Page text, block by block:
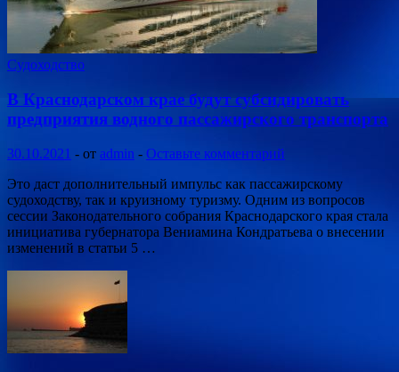
Судоходство
В Краснодарском крае будут субсидировать
предприятия водного пассажирского транспорта
30.10.2021 - от admin - Оставьте комментарий
Это даст дополнительный импульс как пассажирскому
судоходству, так и круизному туризму. Одним из вопросов
сессии Законодательного собрания Краснодарского края стала
инициатива губернатора Вениамина Кондратьева о внесении
изменений в статьи 5 …